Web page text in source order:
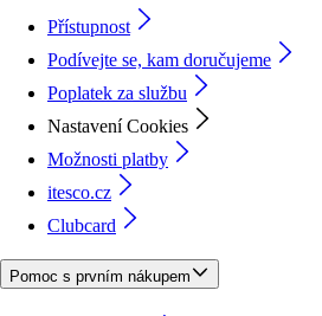
Přístupnost
Podívejte se, kam doručujeme
Poplatek za službu
Nastavení Cookies
Možnosti platby
itesco.cz
Clubcard
Pomoc s prvním nákupem